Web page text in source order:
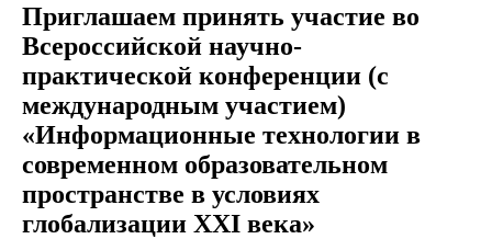
Приглашаем принять участие во
Всероссийской научно-
практической конференции (с
международным участием)
«Информационные технологии в
современном образовательном
пространстве в условиях
глобализации XXI века»